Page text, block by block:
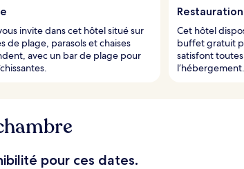
invite dans cet hôtel situé sur
de plage, parasols et chaises
avec un bar de plage pour
Cet hôtel
buffet gratuit
satisfont
l’hébergement.
pour ces dates.